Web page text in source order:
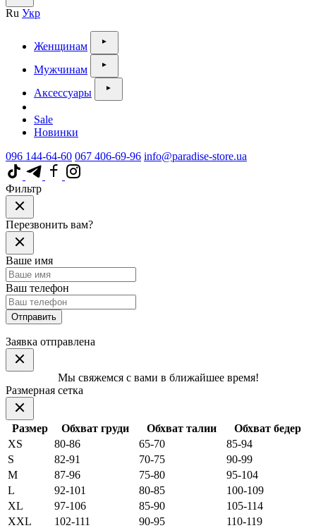
Ru Укр
Женщинам
Мужчинам
Аксессуары
Sale
Новинки
096 144-64-60 067 406-69-96 info@paradise-store.ua
Фильтр
Перезвонить вам?
Ваше имя
Ваш телефон
Отправить
Заявка отправлена
Мы свяжемся с вами в ближайшее время!
Размерная сетка
Размер Обхват груди Обхват талии
Обхват бедер
XS
80-86 65-70
85-94
S
82-91 70-75
90-99
M
87-96 75-80
95-104
L
92-101 80-85
100-109
XL
97-106 85-90
105-114
XXL
102-111 90-95
110-119